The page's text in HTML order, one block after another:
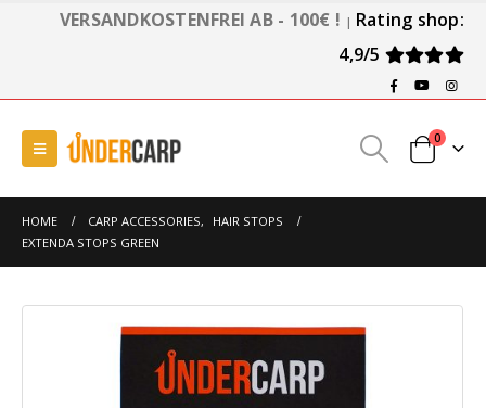
VERSANDKOSTENFREI AB - 100€ ! | Rating shop:
4,9/5
0
HOME CARP ACCESSORIES,
HAIR STOPS
EXTENDA STOPS GREEN